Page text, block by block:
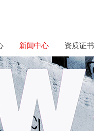
新闻中心 资质证书